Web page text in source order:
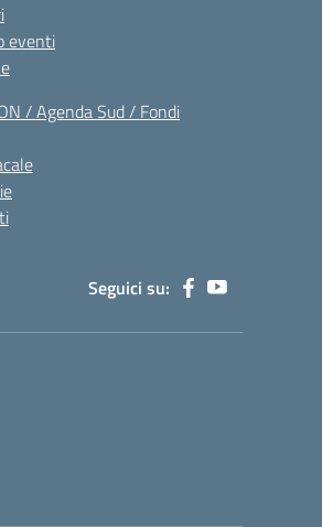
eventi
/ Agenda Sud / Fondi
Seguici su: